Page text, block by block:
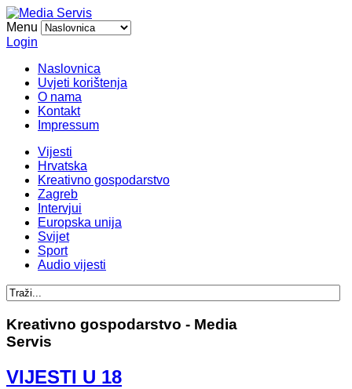
Menu
Login
Naslovnica
Uvjeti korištenja
O nama
Kontakt
Impressum
Vijesti
Hrvatska
Kreativno gospodarstvo
Zagreb
Intervjui
Europska unija
Svijet
Sport
Audio vijesti
Kreativno gospodarstvo - Media
Servis
VIJESTI U 18